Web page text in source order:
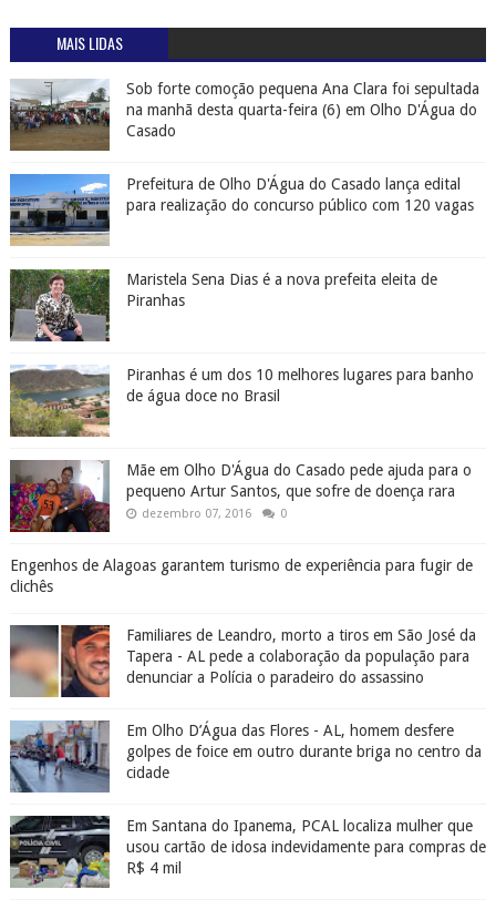
MAIS LIDAS
Sob forte comoção pequena Ana Clara foi sepultada
na manhã desta quarta-feira (6) em Olho D'Água do
Casado
Prefeitura de Olho D'Água do Casado lança edital
para realização do concurso público com 120 vagas
Maristela Sena Dias é a nova prefeita eleita de
Piranhas
Piranhas é um dos 10 melhores lugares para banho
de água doce no Brasil
Mãe em Olho D'Água do Casado pede ajuda para o
pequeno Artur Santos, que sofre de doença rara
dezembro 07, 2016 0
Engenhos de Alagoas garantem turismo de experiência para fugir de
clichês
Familiares de Leandro, morto a tiros em São José da
Tapera - AL pede a colaboração da população para
denunciar a Polícia o paradeiro do assassino
Em Olho D’Água das Flores - AL, homem desfere
golpes de foice em outro durante briga no centro da
cidade
Em Santana do Ipanema, PCAL localiza mulher que
usou cartão de idosa indevidamente para compras de
R$ 4 mil